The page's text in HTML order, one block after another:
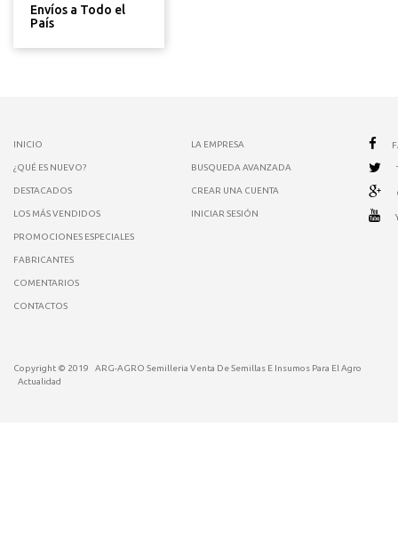
Envíos a Todo el
País
INICIO
¿QUÉ ES NUEVO?
DESTACADOS
LOS MÁS VENDIDOS
PROMOCIONES ESPECIALES
FABRICANTES
COMENTARIOS
CONTACTOS
LA EMPRESA
BUSQUEDA AVANZADA
CREAR UNA CUENTA
INICIAR SESIÓN
Copyright © 2019
ARG-AGRO Semilleria Venta De Semillas E Insumos Para El Agro
Actualidad